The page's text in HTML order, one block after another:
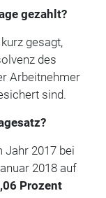
gezahlt?
gesagt,
des
Arbeitnehmer
sind.
Jahr 2017 bei
2018 auf
Prozent